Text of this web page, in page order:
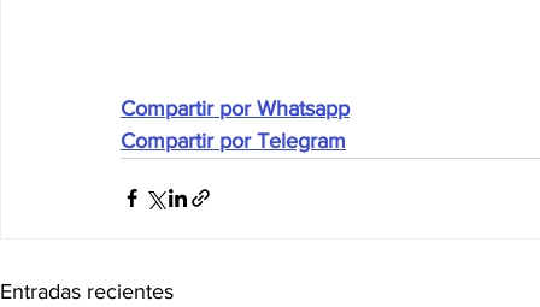
Compartir por Whatsapp
Compartir por Telegram
Entradas recientes